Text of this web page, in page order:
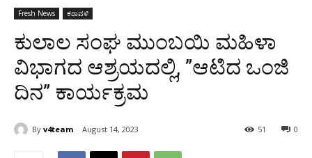
Fresh News ಕರಾವಳಿ
ಕುಲಾಲ ಸಂಘ ಮುಂಬಯಿ ಮಹಿಳಾ
ವಿಭಾಗದ ಆಶ್ರಯದಲ್ಲಿ, ”ಆಟಿದ ಒಂಜಿ
ದಿನ” ಕಾರ್ಯಕ್ರಮ
By v4team August 14, 2023 0
51